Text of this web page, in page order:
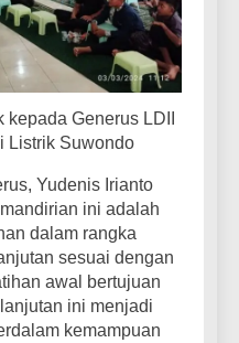
Generus LDII
Listrik Suwondo
Yudenis Irianto
ini adalah
dalam rangka
sesuai dengan
awal bertujuan
ini menjadi
kemampuan